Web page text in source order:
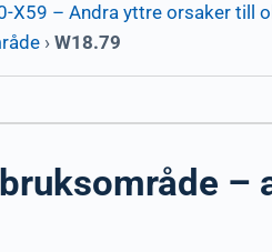
X59 – Andra yttre orsaker till
› W18.79
–